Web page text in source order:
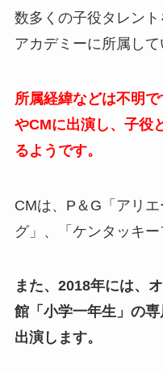
数多くの子役タレン
アカデミーに所属して
所属経緯などは不明
やCMに出演し、子役
るようです。
CMは、P＆G「アリ
グ」、「ケンタッキー
また、2018年には、
館「小学一年生」の
出演します。